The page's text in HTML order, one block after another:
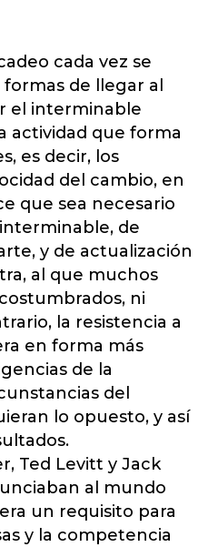
cada vez se
de llegar al
el interminable
actividad que forma
es decir, los
del cambio, en
que sea necesario
de
y de actualización
al que muchos
ni
la resistencia a
en forma más
de la
del
lo opuesto, y así
Ted Levitt y Jack
al mundo
un requisito para
y la competencia